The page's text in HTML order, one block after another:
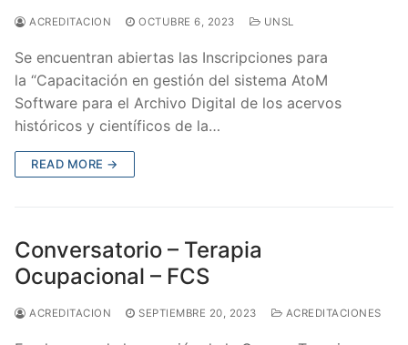
ACREDITACION OCTUBRE 6, 2023 UNSL
Se encuentran abiertas las Inscripciones para
la “Capacitación en gestión del sistema AtoM
Software para el Archivo Digital de los acervos
históricos y científicos de la…
READ MORE →
Conversatorio – Terapia
Ocupacional – FCS
ACREDITACION SEPTIEMBRE 20, 2023 ACREDITACIONES